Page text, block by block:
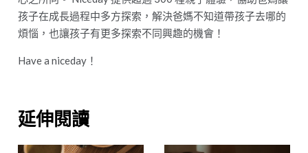
孩子在成長過程中多方探索，解決爸媽不知道帶孩子去哪的
煩惱，也讓孩子有更多探索不同興趣的機會！
Have a niceday！
延伸閱讀